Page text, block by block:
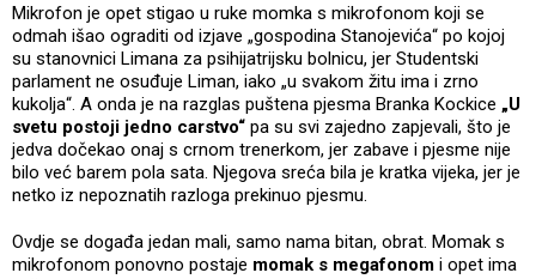
Mikrofon je opet stigao u ruke momka s mikrofonom koji se
odmah išao ograditi od izjave „gospodina Stanojevića“ po kojoj
su stanovnici Limana za psihijatrijsku bolnicu, jer Studentski
parlament ne osuđuje Liman, iako „u svakom žitu ima i zrno
kukolja“. A onda je na razglas puštena pjesma Branka Kockice „U
svetu postoji jedno carstvo“ pa su svi zajedno zapjevali, što je
jedva dočekao onaj s crnom trenerkom, jer zabave i pjesme nije
bilo već barem pola sata. Njegova sreća bila je kratka vijeka, jer je
netko iz nepoznatih razloga prekinuo pjesmu.
Ovdje se događa jedan mali, samo nama bitan, obrat. Momak s
mikrofonom ponovno postaje momak s megafonom i opet ima